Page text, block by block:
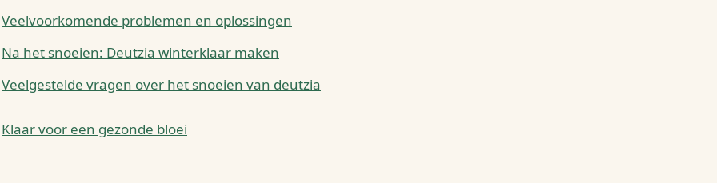
Veelvoorkomende problemen en oplossingen
Na het snoeien: Deutzia winterklaar maken
Veelgestelde vragen over het snoeien van deutzia
Klaar voor een gezonde bloei